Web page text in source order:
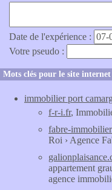
Date de l'expérience :
Votre pseudo :
Mots clés pour le site internet
immobilier port
f-r-i.fr,
fabre-
Roi › Agence
appartement
agence